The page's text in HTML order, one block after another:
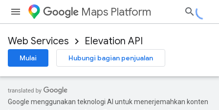
Maps Platform
Web Services Elevation API
Mulai Hubungi bagian penjualan
Google menggunakan teknologi AI untuk menerjemahkan konten